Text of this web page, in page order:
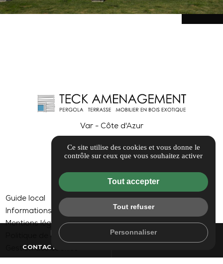
mail
CONTACTEZ-NOUS
Var - Côte d'Azur
Guide local
Informations complémentaires
Mentions légales
Politique de confidentialité
Gestion des cookies
Ce site utilise des cookies et vous donne le
contrôle sur ceux que vous souhaitez activer
Tout accepter
Tout refuser
Personnaliser